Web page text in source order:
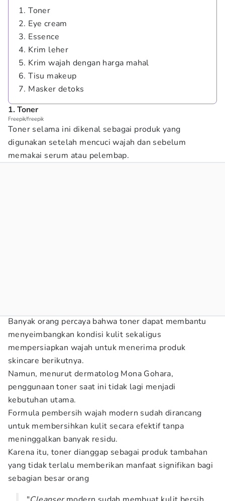
1. Toner
2. Eye cream
3. Essence
4. Krim leher
5. Krim wajah dengan harga mahal
6. Tisu makeup
7. Masker detoks
1. Toner
Freepik/freepik
Toner selama ini dikenal sebagai produk yang
digunakan setelah mencuci wajah dan sebelum
memakai serum atau pelembap.
Banyak orang percaya bahwa toner dapat membantu
menyeimbangkan kondisi kulit sekaligus
mempersiapkan wajah untuk menerima produk
skincare berikutnya.
Namun, menurut dermatolog Mona Gohara,
penggunaan toner saat ini tidak lagi menjadi
kebutuhan utama.
Formula pembersih wajah modern sudah dirancang
untuk membersihkan kulit secara efektif tanpa
meninggalkan banyak residu.
Karena itu, toner dianggap sebagai produk tambahan
yang tidak terlalu memberikan manfaat signifikan bagi
sebagian besar orang